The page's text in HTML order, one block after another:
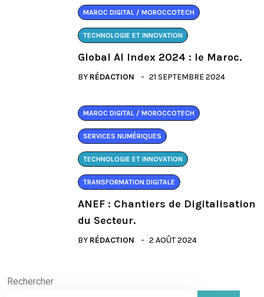
MAROC DIGITAL / MOROCCOTECH
TECHNOLOGIE ET INNOVATION
Global AI Index 2024 : le Maroc.
BY RÉDACTION 21 SEPTEMBRE 2024
MAROC DIGITAL / MOROCCOTECH
SERVICES NUMÉRIQUES
TECHNOLOGIE ET INNOVATION
TRANSFORMATION DIGITALE
ANEF : Chantiers de Digitalisation
du Secteur.
BY RÉDACTION 2 AOÛT 2024
Rechercher